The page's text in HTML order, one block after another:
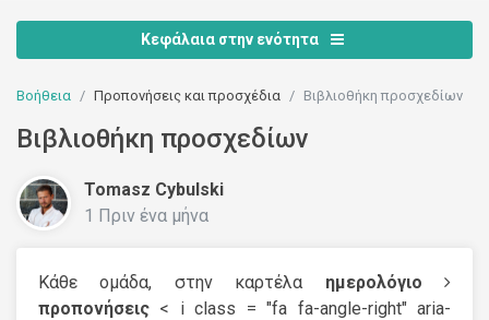
Κεφάλαια στην ενότητα
Βοήθεια Προπονήσεις και προσχέδια Βιβλιοθήκη προσχεδίων
Βιβλιοθήκη προσχεδίων
Tomasz Cybulski
1 Πριν ένα μήνα
Κάθε ομάδα, στην καρτέλα ημερολόγιο
προπονήσεις < i class = "fa fa-angle-right" aria-